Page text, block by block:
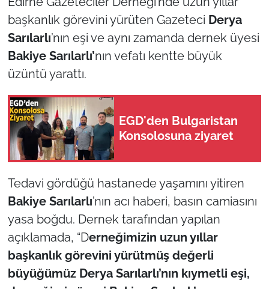
başkanlık görevini yürüten Gazeteci Derya
Sarılarlı’nın eşi ve aynı zamanda dernek üyesi
Bakiye Sarılarlı’nın vefatı kentte büyük
üzüntü yarattı.
EGD'den Bulgaristan
Konsolosuna ziyaret
Tedavi gördüğü hastanede yaşamını yitiren
Bakiye Sarılarlı’nın acı haberi, basın camiasını
yasa boğdu. Dernek tarafından yapılan
açıklamada, “Derneğimizin uzun yıllar
başkanlık görevini yürütmüş değerli
büyüğümüz Derya Sarılarlı’nın kıymetli eşi,
EDİRNE
TEKİRDAĞ
KIRKLARELİ
ÇANAKKALE
TÜRKİYE
Güvenlik
Genel
Politika